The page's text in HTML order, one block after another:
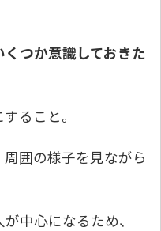
つか意識しておきた
ること。
囲の様子を見ながら
中心になるため、